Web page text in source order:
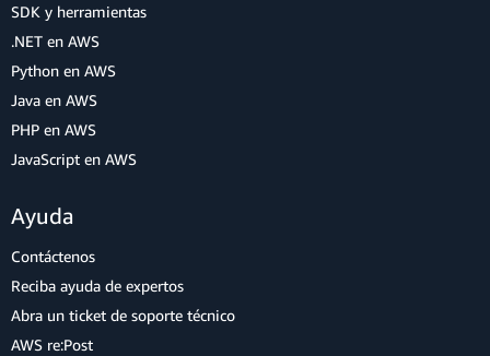
SDK y herramientas
.NET en AWS
Python en AWS
Java en AWS
PHP en AWS
JavaScript en AWS
Ayuda
Contáctenos
Reciba ayuda de expertos
Abra un ticket de soporte técnico
AWS re:Post